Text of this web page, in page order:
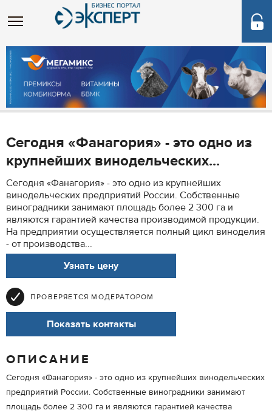
Сегодня «Фанагория» - это одно из
крупнейших винодельческих...
Сегодня «Фанагория» - это одно из крупнейших
винодельческих предприятий России. Собственные
виноградники занимают площадь более 2 300 га и
являются гарантией качества производимой продукции.
На предприятии осуществляется полный цикл виноделия
- от производства...
Узнать цену
ПРОВЕРЯЕТСЯ МОДЕРАТОРОМ
Показать контакты
ОПИСАНИЕ
Сегодня «Фанагория» - это одно из крупнейших винодельческих
предприятий России. Собственные виноградники занимают
площадь более 2 300 га и являются гарантией качества